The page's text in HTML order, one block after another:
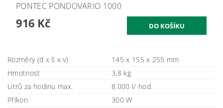
PONTEC PONDOVARIO 1000
916 Kč
Rozměry (d x š x v)
145 x 155 x 255 mm
Hmotnost
3,8 kg
Litrů za hodinu max.
8.000 l/ hod.
Příkon
300 W